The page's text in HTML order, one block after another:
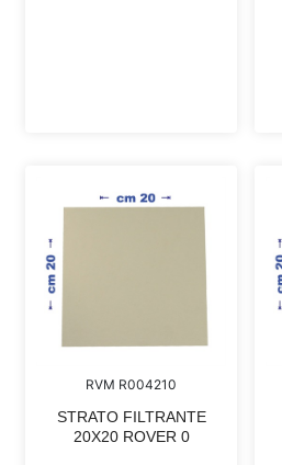
RVM R004210
STRATO FILTRANTE
20X20 ROVER 0